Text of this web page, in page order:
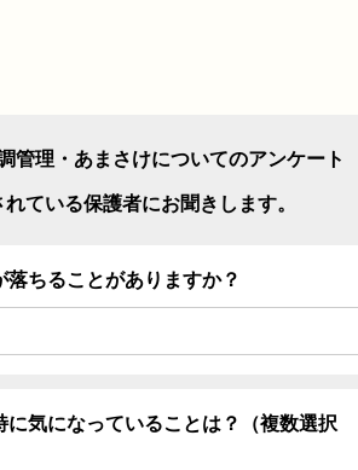
管理・あまさけについてのアンケート
ている保護者にお聞きします。
ちることがありますか？
気になっていることは？（複数選択